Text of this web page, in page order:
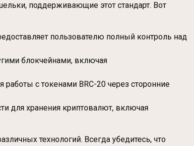
поддерживающие этот стандарт. Вот
пользователю полный контроль над
блокчейнами, включая
с токенами BRC-20 через сторонние
для хранения криптовалют, включая
технологий. Всегда убедитесь, что